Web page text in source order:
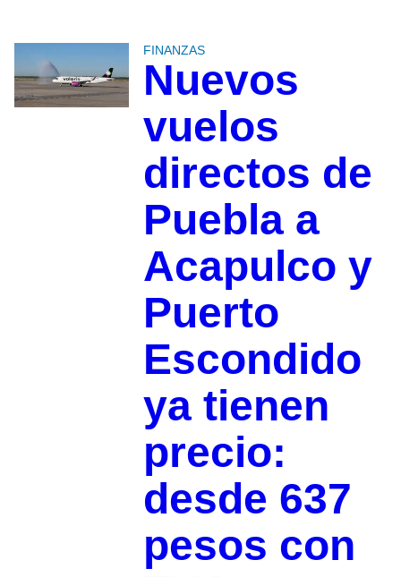
FINANZAS
Nuevos
vuelos
directos de
Puebla a
Acapulco y
Puerto
Escondido
ya tienen
precio:
desde 637
pesos con